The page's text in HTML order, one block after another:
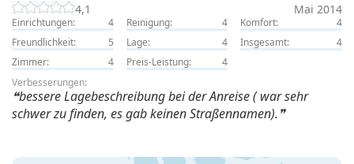
4,1 Mai 2014
Einrichtungen: 4 Reinigung: 4 Komfort:
4
Freundlichkeit:
5 Lage: 4 Insgesamt:
4
Zimmer:
4 Preis-Leistung:
4
Verbesserungen:
bessere Lagebeschreibung bei der Anreise ( war sehr
schwer zu finden, es gab keinen Straßennamen).